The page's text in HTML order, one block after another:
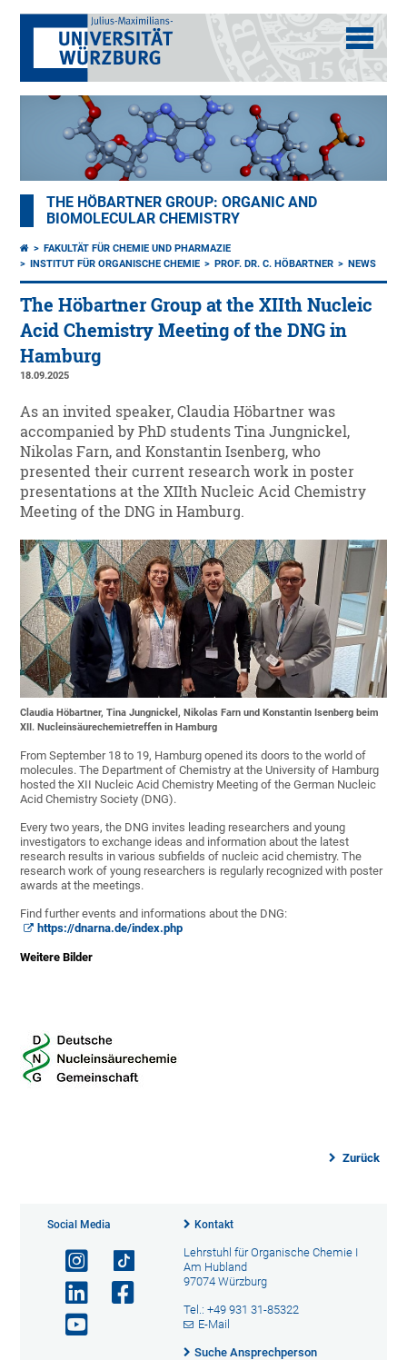
THE HÖBARTNER GROUP: ORGANIC AND
BIOMOLECULAR CHEMISTRY
FAKULTÄT FÜR CHEMIE UND PHARMAZIE
INSTITUT FÜR ORGANISCHE CHEMIE
PROF. DR. C. HÖBARTNER NEWS
The Höbartner Group at the XIIth Nucleic
Acid Chemistry Meeting of the DNG in
Hamburg
18.09.2025
As an invited speaker, Claudia Höbartner was
accompanied by PhD students Tina Jungnickel,
Nikolas Farn, and Konstantin Isenberg, who
presented their current research work in poster
presentations at the XIIth Nucleic Acid Chemistry
Meeting of the DNG in Hamburg.
Claudia Höbartner, Tina Jungnickel, Nikolas Farn und Konstantin Isenberg beim
XII. Nucleinsäurechemietreffen in Hamburg
From September 18 to 19, Hamburg opened its doors to the world of
molecules. The Department of Chemistry at the University of Hamburg
hosted the XII Nucleic Acid Chemistry Meeting of the German Nucleic
Acid Chemistry Society (DNG).
Every two years, the DNG invites leading researchers and young
investigators to exchange ideas and information about the latest
research results in various subfields of nucleic acid chemistry. The
research work of young researchers is regularly recognized with poster
awards at the meetings.
Find further events and informations about the DNG:
https://dnarna.de/index.php
Weitere Bilder
Zurück
Social Media Kontakt
Lehrstuhl für Organische Chemie I
Am Hubland
97074 Würzburg
Tel.: +49 931 31-85322
E-Mail
Suche Ansprechperson